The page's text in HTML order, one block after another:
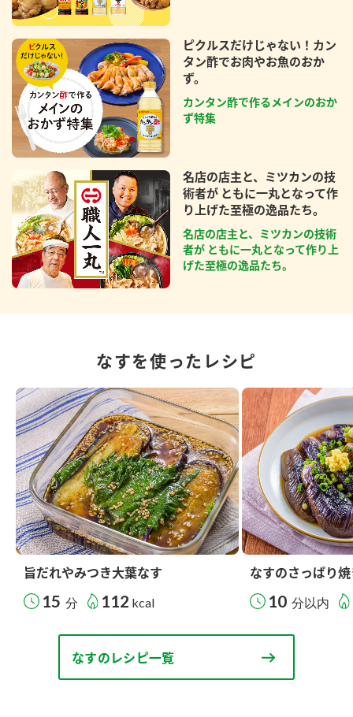
ピクルスだけじゃない！カン
タン酢でお肉やお魚のおか
ず。
カンタン酢で作るメインのおか
ず特集
名店の店主と、ミツカンの技
術者が ともに一丸となって作
り上げた至極の逸品たち。
名店の店主と、ミツカンの技術
者が ともに一丸となって作り上
げた至極の逸品たち。
なすを使ったレシピ
旨だれやみつき大葉なす
15 分 112 kcal
なすのさっぱり
10 分以内
なすのレシピ一覧